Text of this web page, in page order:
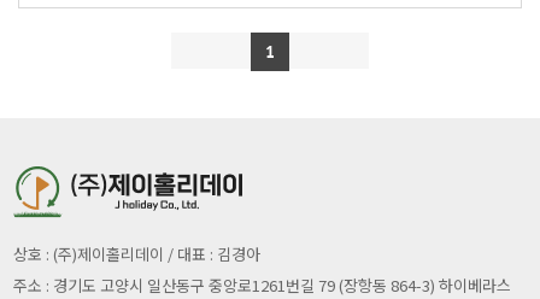
1
상호 : (주)제이홀리데이 / 대표 : 김경아
주소 : 경기도 고양시 일산동구 중앙로1261번길 79 (장항동 864-3) 하이베라스